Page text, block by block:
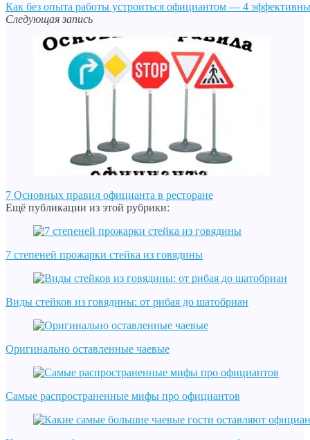
Как без опыта работы устроиться официантом — 4
Следующая запись
7 Основных правил официанта в ресторане
Ещё публикации из этой рубрики:
7 степеней прожарки стейка из говядины
Виды стейков из говядины: от рибая до шатобриан
Оригинально оставленные чаевые
Самые распространенные мифы про официантов